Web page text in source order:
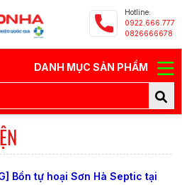
Hotline:
0922.666.777
0826666678
DANH MỤC SẢN PHẨM
Bồn tự hoại Sơn Hà Septic tại